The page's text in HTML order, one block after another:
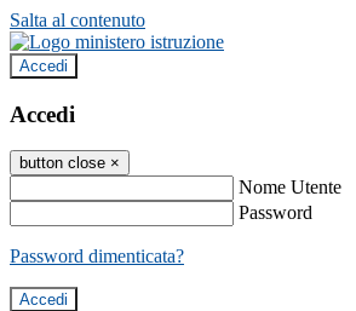
Salta al contenuto
Accedi
Accedi
button close ×
Nome Utente
Password
Password dimenticata?